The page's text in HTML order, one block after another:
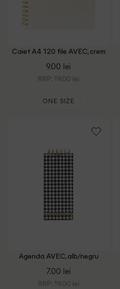
Caiet A4 120 file AVEC, crem
9.00 lei
RRP: 19.00 lei
ONE SIZE
Agenda AVEC, alb/negru
7.00 lei
RRP: 19.00 lei